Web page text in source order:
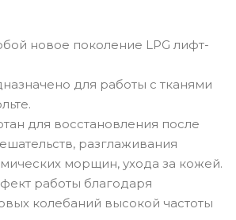
новое поколение LPG лифт-
для работы с тканями
для восстановления после
разглаживания
морщин, ухода за кожей.
работы благодаря
колебаний высокой частоты